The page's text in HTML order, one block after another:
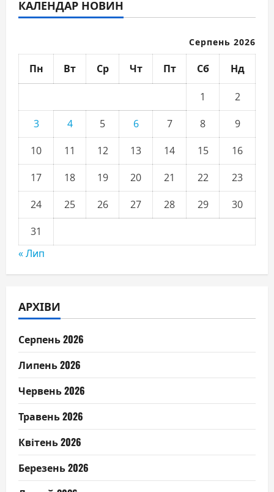
КАЛЕНДАР НОВИН
Серпень 2026
Пн Вт Ср Чт Пт Сб Нд
1
2
3
4 5 6 7 8
9
10
11 12 13 14 15
16
17
18 19 20 21 22
23
24
25 26 27 28 29
30
31
« Лип
АРХІВИ
Серпень 2026
Липень 2026
Червень 2026
Травень 2026
Квітень 2026
Березень 2026